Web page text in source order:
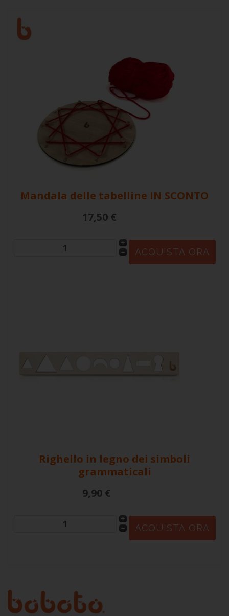
Mandala delle tabelline IN SCONTO
17,50 €
Righello in legno dei simboli
grammaticali
9,90 €